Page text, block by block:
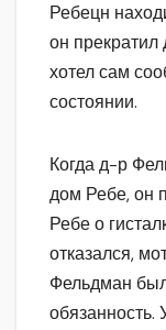
Ребецн
он прекратил
хотел сам
состоянии.
Когда д-р
дом Ребе, он
Ребе о
отказался,
Фельдман
обязанность.